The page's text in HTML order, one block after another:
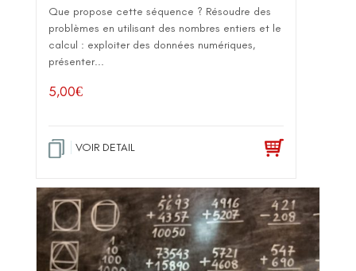
Que propose cette séquence ? Résoudre des
problèmes en utilisant des nombres entiers et le
calcul : exploiter des données numériques,
présenter...
5,00€
VOIR DETAIL